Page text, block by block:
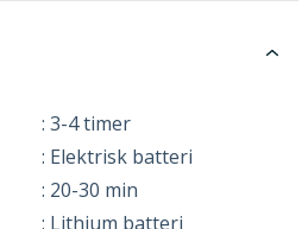
: 3-4 timer
: Elektrisk batteri
: 20-30 min
: Lithium batteri